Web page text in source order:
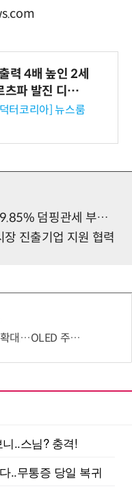
력 4배 높인 2세
파 발진 디바이
터코리아] 뉴스룸
덤핑관세 부과 건의
진출기업 지원 협력
주문량 늘었다